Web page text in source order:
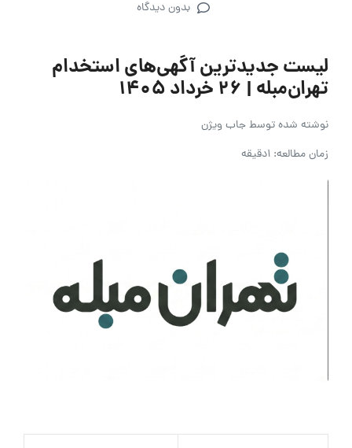
بدون دیدگاه
لیست جدیدترین آگهی‌های استخدام
تهران‌مبله | ۲۶ خرداد ۱۴۰۵
نوشته شده توسطجاب ویژن
زمان مطالعه: 1دقیقه